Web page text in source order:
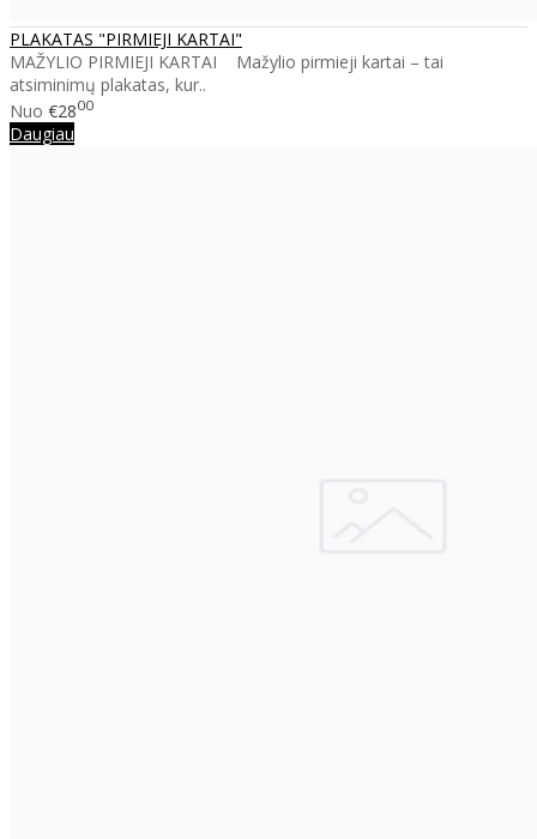
PLAKATAS "PIRMIEJI KARTAI"
MAŽYLIO PIRMIEJI KARTAI Mažylio pirmieji kartai – tai
atsiminimų plakatas, kur..
Nuo €2800
Daugiau